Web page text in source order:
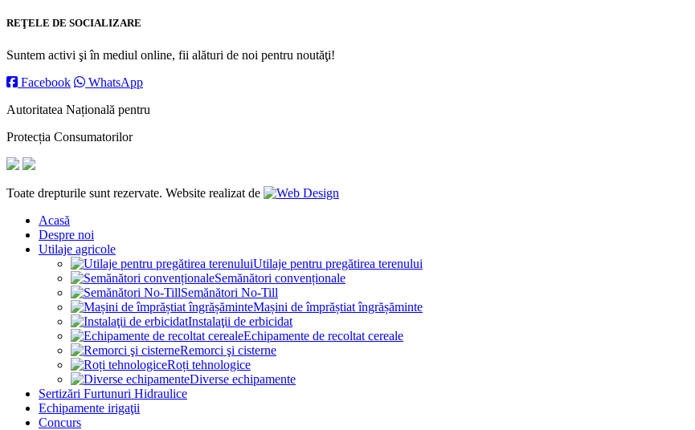
REŢELE DE SOCIALIZARE
Suntem activi şi în mediul online, fii alături de noi pentru noutăţi!
Facebook
WhatsApp
Autoritatea Națională pentru
Protecția Consumatorilor
Toate drepturile sunt rezervate. Website realizat de
Acasă
Despre noi
Utilaje agricole
Utilaje pentru pregătirea terenului
Semănători convenționale
Semănători No-Till
Mașini de împrăștiat îngrășăminte
Instalaţii de erbicidat
Echipamente de recoltat cereale
Remorci şi cisterne
Roți tehnologice
Diverse echipamente
Sertizări Furtunuri Hidraulice
Echipamente irigaţii
Concurs